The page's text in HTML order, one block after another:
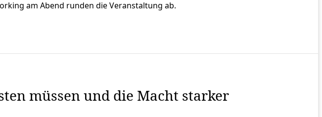
am Abend runden die Veranstaltung ab.
müssen und die Macht starker